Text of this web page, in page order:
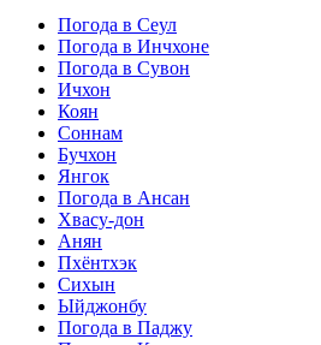
Погода в Сеул
Погода в Инчхоне
Погода в Сувон
Ичхон
Коян
Соннам
Бучхон
Янгок
Погода в Ансан
Хвасу-дон
Анян
Пхёнтхэк
Сихын
Ыйджонбу
Погода в Паджу